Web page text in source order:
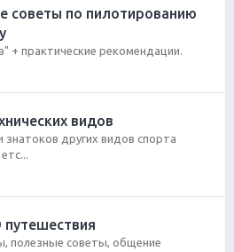
советы по пилотированию
+ практические рекомендации.
видов
знатоков других видов спорта
полезные советы, общение